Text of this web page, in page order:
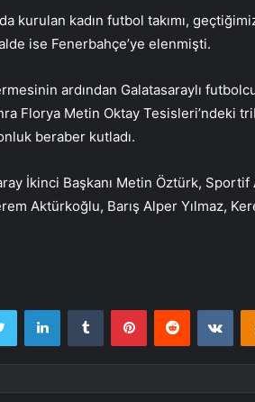
kurulan kadın futbol takımı,
ise Fenerbahçe’ye elenmişti.
ardından Galatasaraylı
Florya Metin Oktay Tesisleri’ndeki
beraber kutladı.
İkinci Başkanı Metin Öztürk,
Aktürkoğlu, Barış Alper Yılmaz,
Twitter LinkedInTumblr PinterestReddit